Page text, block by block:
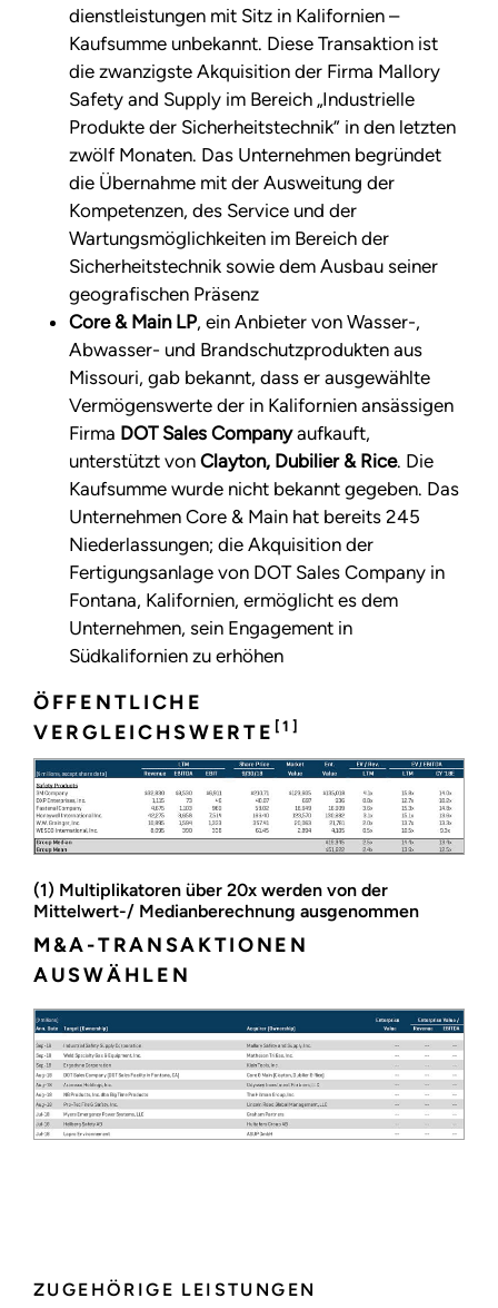
ZUGEHÖRIGE LEISTUNGEN
dienstleistungen mit Sitz in Kalifornien –
Kaufsumme unbekannt. Diese Transaktion ist
die zwanzigste Akquisition der Firma Mallory
Safety and Supply im Bereich „Industrielle
Produkte der Sicherheitstechnik” in den letzten
zwölf Monaten. Das Unternehmen begründet
die Übernahme mit der Ausweitung der
Kompetenzen, des Service und der
Wartungsmöglichkeiten im Bereich der
Sicherheitstechnik sowie dem Ausbau seiner
geografischen Präsenz
Core & Main LP, ein Anbieter von Wasser-,
Abwasser- und Brandschutzprodukten aus
Missouri, gab bekannt, dass er ausgewählte
Vermögenswerte der in Kalifornien ansässigen
Firma DOT Sales Companyaufkauft,
unterstützt von Clayton, Dubilier & Rice. Die
Kaufsumme wurde nicht bekannt gegeben. Das
Unternehmen Core & Main hat bereits 245
Niederlassungen; die Akquisition der
Fertigungsanlage von DOT Sales Company in
Fontana, Kalifornien, ermöglicht es dem
Unternehmen, sein Engagement in
Südkalifornien zu erhöhen
ÖFFENTLICHE
VERGLEICHSWERTE [1]
(1) Multiplikatoren über 20x werden von der
Mittelwert-/ Medianberechnung ausgenommen
M&A-TRANSAKTIONEN
AUSWÄHLEN